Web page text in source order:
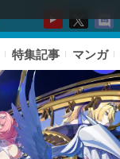
特集記事 マンガ